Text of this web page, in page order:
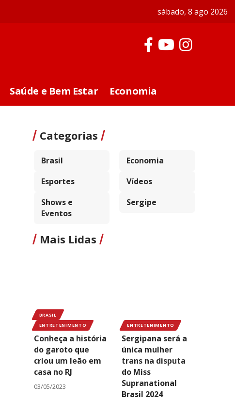
sábado, 8 ago 2026
Saúde e Bem Estar Economia
Categorias
Brasil
Economia
Esportes
Vídeos
Shows e
Eventos
Sergipe
Mais Lidas
BRASIL
ENTRETENIMENTO
Conheça a história
do garoto que
criou um leão em
casa no RJ
03/05/2023
ENTRETENIMENTO
Sergipana será a
única mulher
trans na disputa
do Miss
Supranational
Brasil 2024